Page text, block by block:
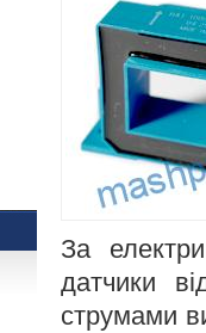
За
датчики
струмами